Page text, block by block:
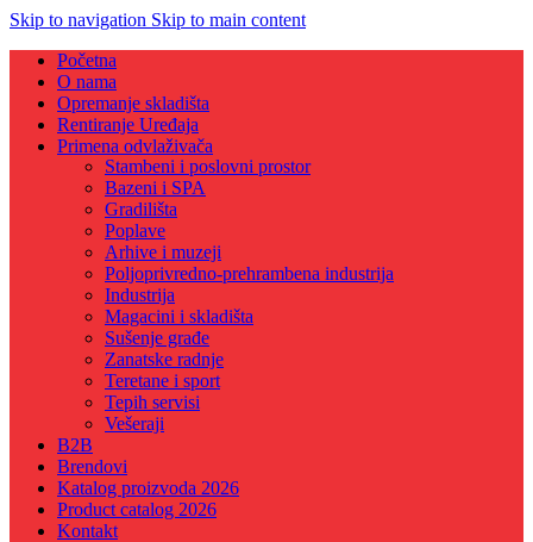
Skip to navigation Skip to main content
Početna
O nama
Opremanje skladišta
Rentiranje Uređaja
Primena odvlaživača
Stambeni i poslovni prostor
Bazeni i SPA
Gradilišta
Poplave
Arhive i muzeji
Poljoprivredno-prehrambena industrija
Industrija
Magacini i skladišta
Sušenje građe
Zanatske radnje
Teretane i sport
Tepih servisi
Vešeraji
B2B
Brendovi
Katalog proizvoda 2026
Product catalog 2026
Kontakt